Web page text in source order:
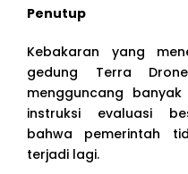
Penutup
Kebakaran yang
gedung Terra
mengguncang
instruksi evaluasi
bahwa pemerintah
terjadi lagi.